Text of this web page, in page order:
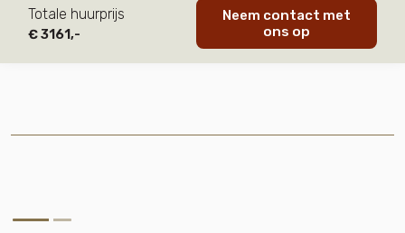
Totale huurprijs
€ 3161,-
Neem contact met
ons op